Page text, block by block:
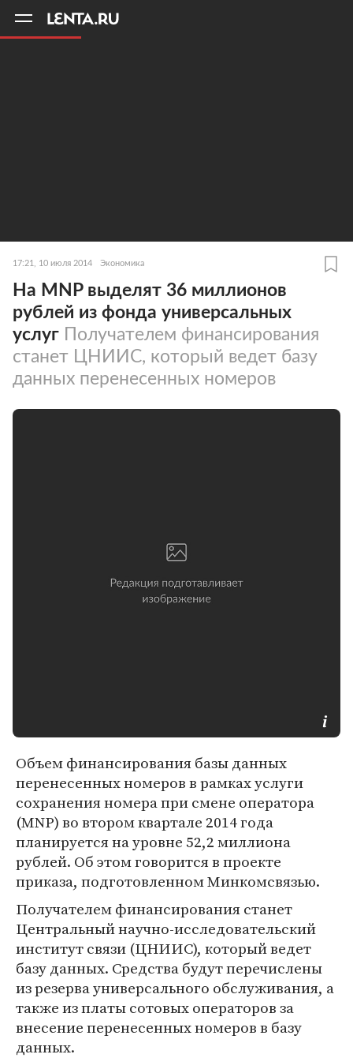
17:21, 10 июля 2014 Экономика
На MNP выделят 36 миллионов
рублей из фонда универсальных
услуг Получателем финансирования
станет ЦНИИС, который ведет базу
данных перенесенных номеров
Объем финансирования базы данных
перенесенных номеров в рамках услуги
сохранения номера при смене оператора
(MNP) во втором квартале 2014 года
планируется на уровне 52,2 миллиона
рублей. Об этом говорится в проекте
приказа, подготовленном Минкомсвязью.
Получателем финансирования станет
Центральный научно-исследовательский
институт связи (ЦНИИС), который ведет
базу данных. Средства будут перечислены
из резерва универсального обслуживания, а
также из платы сотовых операторов за
внесение перенесенных номеров в базу
данных.